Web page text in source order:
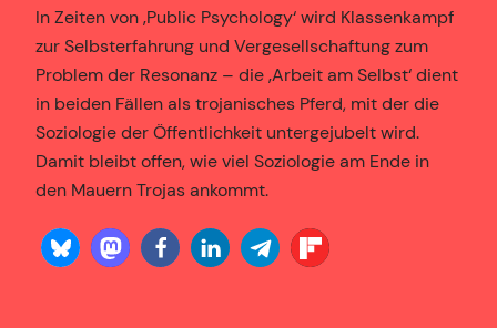
In Zeiten von ‚Public Psychology‘ wird Klassenkampf
zur Selbsterfahrung und Vergesellschaftung zum
Problem der Resonanz – die ‚Arbeit am Selbst‘ dient
in beiden Fällen als trojanisches Pferd, mit der die
Soziologie der Öffentlichkeit untergejubelt wird.
Damit bleibt offen, wie viel Soziologie am Ende in
den Mauern Trojas ankommt.